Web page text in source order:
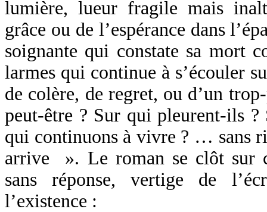
lumière, lueur fragile mais
grâce ou de l’espérance dans
soignante qui constate sa mort
larmes qui continue à s’écouler
de colère, de regret, ou d’un
peut-être ? Sur qui pleurent-ils ?
qui continuons à vivre ? … sans
arrive ». Le roman se clôt sur
sans réponse, vertige de
l’existence :